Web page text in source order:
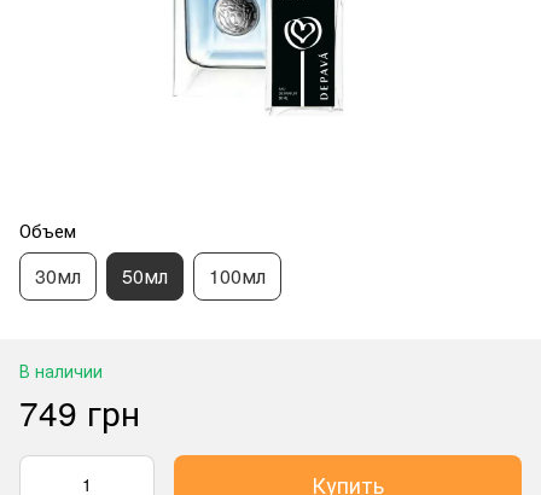
Объем
30мл 50мл 100мл
В наличии
749 грн
Купить